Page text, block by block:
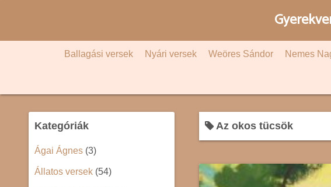
c
Ballagási versek Nyári versek Weöres Sándor Nemes
Az okos tücsök
Kategóriák
Ágai Ágnes (3)
Állatos versek (54)